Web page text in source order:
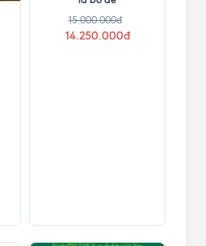
15.000.000đ
14.250.000đ